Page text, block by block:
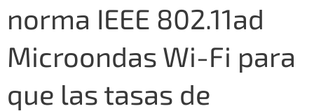
norma IEEE 802.11ad
Microondas Wi-Fi para
que las tasas de